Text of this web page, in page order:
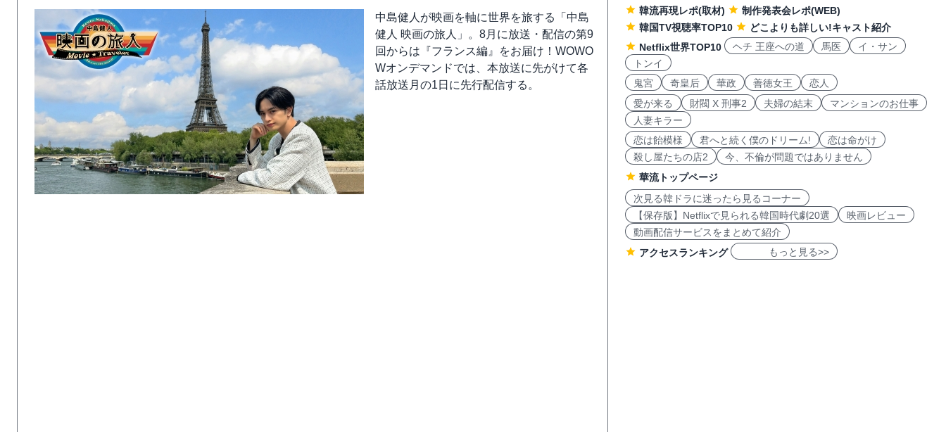
中島健人が映画を軸に世界を旅する「中島
健人 映画の旅人」。8月に放送・配信の第9
回からは『フランス編』をお届け！WOWO
Wオンデマンドでは、本放送に先がけて各
話放送月の1日に先行配信する。
韓流再現レポ(取材)
制作発表会レポ(WEB)
韓国TV視聴率TOP10
どこよりも詳しい!キャスト紹介
Netflix世界TOP10
ヘチ 王座への道 馬医
イ・サン
トンイ
鬼宮
奇皇后 華政 善徳女王
恋人
愛が来る
財閥 X 刑事2 夫婦の結末
マンションのお仕事
人妻キラー
恋は飴模様
君へと続く僕のドリーム!
恋は命がけ
殺し屋たちの店2
今、不倫が問題ではありません
華流トップページ
次見る韓ドラに迷ったら見るコーナー
【保存版】Netflixで見られる韓国時代劇20選
映画レビュー
動画配信サービスをまとめて紹介
アクセスランキング
もっと見る>>